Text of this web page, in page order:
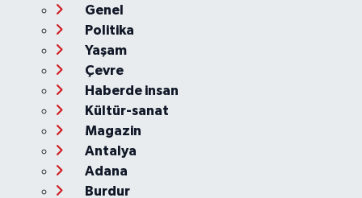
Genel
Politika
Yaşam
Çevre
Haberde insan
Kültür-sanat
Magazin
Antalya
Adana
Burdur